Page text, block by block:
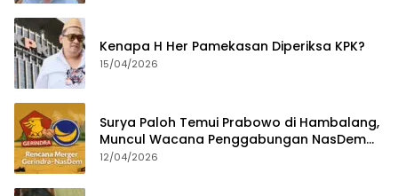
Kenapa H Her Pamekasan Diperiksa KPK?
15/04/2026
Surya Paloh Temui Prabowo di Hambalang,
Muncul Wacana Penggabungan NasDem
dan Gerindra
12/04/2026